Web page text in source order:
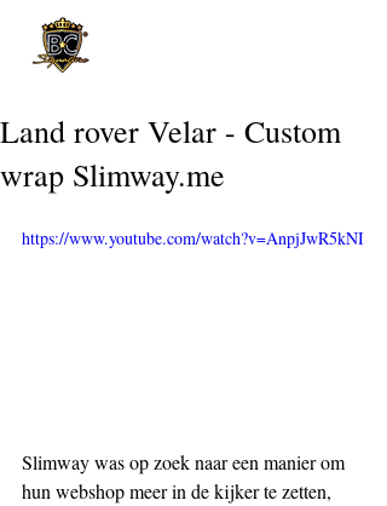
Land rover Velar - Custom
wrap Slimway.me
https://www.youtube.com/watch?v=AnpjJwR5kNI
Slimway was op zoek naar een manier om
hun webshop meer in de kijker te zetten,